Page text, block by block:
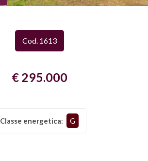
Cod. 1613
€ 295.000
Classe energetica: G